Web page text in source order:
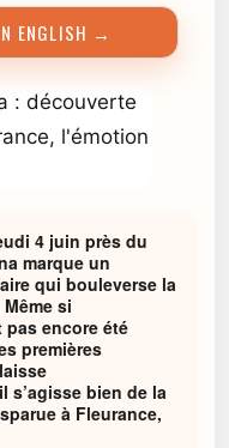
ENGLISH →
4 juin près du
marque un
qui bouleverse la
si
pas encore été
premières
s’agisse bien de la
à Fleurance,